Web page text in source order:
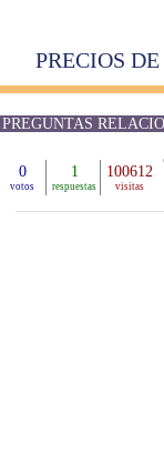
PRECIOS
PREGUNTAS
0
votos
1
respuestas
100612
visitas